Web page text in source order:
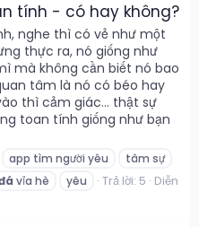
tính - có hay không?
nghe thì có vẻ như một
thực ra, nó giống như
mà không cần biết nó bao
tâm là nó có béo hay
thì cảm giác… thật sự
toan tính giống như bạn
app tìm người yêu
tâm sự
vỉa hè yêu Trả lời: 5 Diễn